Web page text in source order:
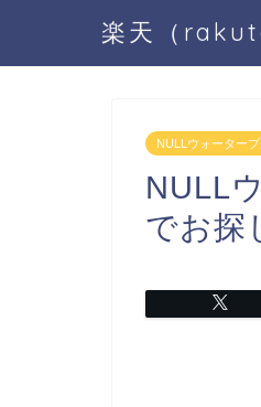
楽天（
NULLウォーター
NULL
でお探